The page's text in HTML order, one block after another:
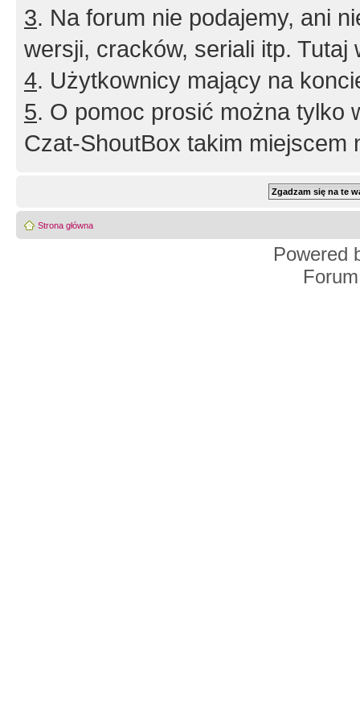
3. Na forum nie podajemy, ani
wersji, cracków, seriali itp. Tutaj
4. Użytkownicy mający na
5. O pomoc prosić można tylko
Czat-ShoutBox takim miejscem
Strona główna
Powered